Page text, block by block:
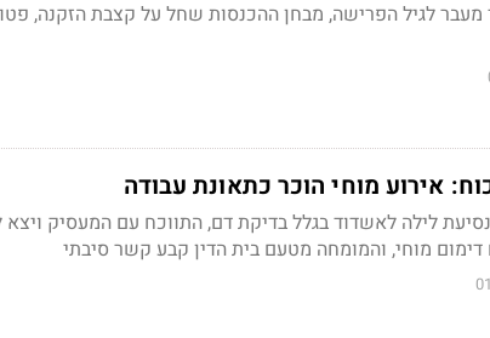
מעבר לגיל הפרישה, מבחן ההכנסות שחל על קצבת הזקנה,
לילה לאשדוד בגלל בדיקת דם, התווכח עם המעסיק ויצא
מוחי, והמומחה מטעם בית הדין קבע קשר סיבתי